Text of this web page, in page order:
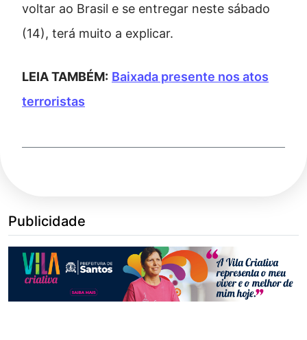
voltar ao Brasil e se entregar neste sábado
(14), terá muito a explicar.
LEIA TAMBÉM: Baixada presente nos atos
terroristas
Publicidade